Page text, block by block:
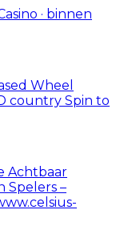
· binnen
Wheel
country Spin to
Achtbaar
Spelers –